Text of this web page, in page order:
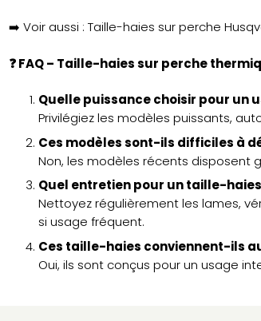
➡️ Voir aussi : Taille-haies sur perche
❓ FAQ – Taille-haies sur perche
Quelle puissance choisir pour un
Privilégiez les modèles puissants,
Ces modèles sont-ils difficiles à
Non, les modèles récents disposent
Quel entretien pour un taille-
Nettoyez régulièrement les lames,
si usage fréquent.
Ces taille-haies conviennent-ils
Oui, ils sont conçus pour un usage